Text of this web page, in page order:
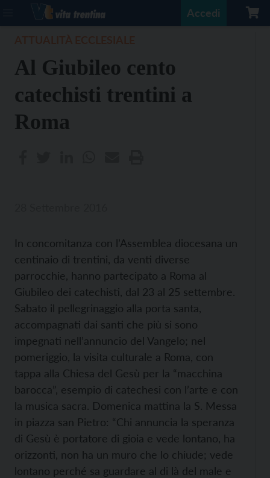
Accedi
Al Giubileo cento
catechisti trentini a
Roma
In concomitanza con l’Assemblea diocesana un
centinaio di trentini, da venti diverse
parrocchie, hanno partecipato a Roma al
Giubileo dei catechisti, dal 23 al 25 settembre.
Sabato il pellegrinaggio alla porta santa,
accompagnati dai santi che più si sono
impegnati nell’annuncio del Vangelo; nel
pomeriggio, la visita culturale a Roma, con
tappa alla Chiesa del Gesù per la “macchina
barocca”, esempio di catechesi con l’arte e con
la musica sacra. Domenica mattina la S. Messa
in piazza san Pietro: “Chi annuncia la speranza
di Gesù è portatore di gioia e vede lontano, ha
orizzonti, non ha un muro che lo chiude; vede
lontano perché sa guardare al di là del male e